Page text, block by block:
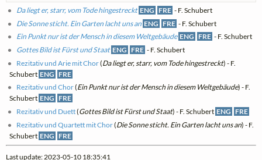
Da liegt er, starr, vom Tode hingestreckt ENG FRE - F. Schubert
Die Sonne sticht. Ein Garten lacht uns an ENG FRE - F. Schubert
Ein Punkt nur ist der Mensch in diesem Weltgebäude ENG FRE - F. Schubert
Gottes Bild ist Fürst und Staat ENG FRE - F. Schubert
Rezitativ und Arie mit Chor(Da liegt er, starr, vom Tode hingestreckt) - F.
Schubert ENG FRE
Rezitativ und Chor(Ein Punkt nur ist der Mensch in diesem Weltgebäude) - F.
Schubert ENG FRE
Rezitativ und Duett(Gottes Bild ist Fürst und Staat) - F. Schubert ENG FRE
Rezitativ und Quartett mit Chor(Die Sonne sticht. Ein Garten lacht uns an) - F.
Schubert ENG FRE
Last update: 2023-05-10 18:35:41